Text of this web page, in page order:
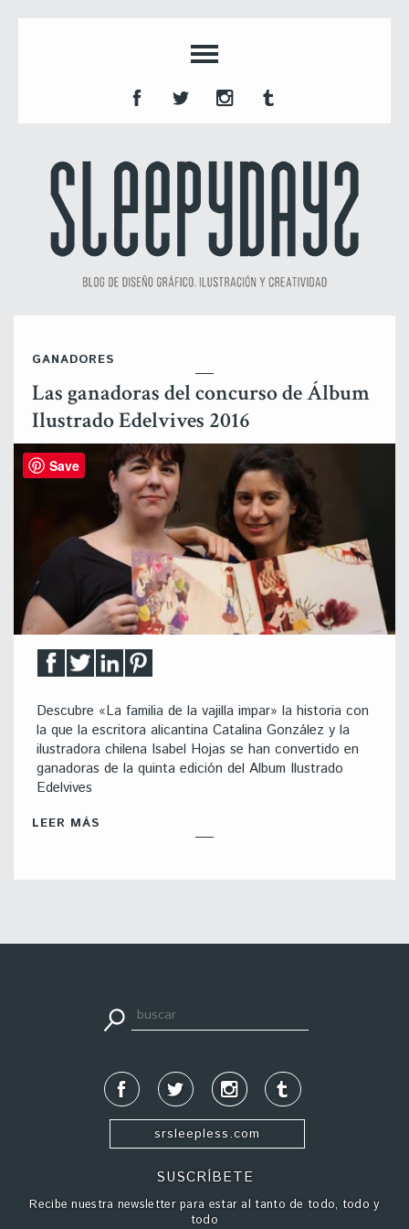
GANADORES
Las ganadoras del concurso de Álbum
Ilustrado Edelvives 2016
Descubre «La familia de la vajilla impar» la historia con
la que la escritora alicantina Catalina González y la
ilustradora chilena Isabel Hojas se han convertido en
ganadoras de la quinta edición del Album Ilustrado
Edelvives
LEER MÁS
srsleepless.com
SUSCRÍBETE
Recibe nuestra newsletter para estar al tanto de todo, todo y
todo
Save